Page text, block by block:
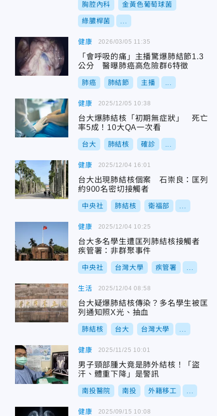
胸腔內科 金黃色葡萄球菌
綠膿桿菌
健康
「會呼吸的痛」主播驚爆肺結節1.3
公分 醫曝肺癌高危險群6特徵
肺癌 肺結節 主播
2026/03/05 11:35
健康
台大爆肺結核「初期無症狀」 死亡
率5成！10大QA一次看
台大 肺結核 確診
2025/12/05 10:38
健康
台大出現肺結核個案 石崇良：匡列
約900名密切接觸者
中央社 肺結核 衛福部
2025/12/04 16:01
健康
台大多名學生遭匡列肺結核接觸者
疾管署：非群聚事件
中央社 台灣大學 疾管署
2025/12/04 10:25
生活
台大疑爆肺結核傳染？多名學生被匡
列通知照X光、抽血
肺結核 台大 台灣大學
2025/12/04 08:58
健康
男子頸部腫大竟是肺外結核！「盜
汗、體重下降」是警訊
南投醫院 南投 外籍移工
2025/11/25 10:01
健康 2025/09/15 10:08